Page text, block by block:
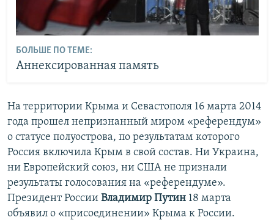
БОЛЬШЕ ПО ТЕМЕ:
Аннексированная память
На территории Крыма и Севастополя 16 марта 2014
года прошел непризнанный миром «референдум»
о статусе полуострова, по результатам которого
Россия включила Крым в свой состав. Ни Украина,
ни Европейский союз, ни США не признали
результаты голосования на «референдуме».
Президент России Владимир Путин 18 марта
объявил о «присоединении» Крыма к России.